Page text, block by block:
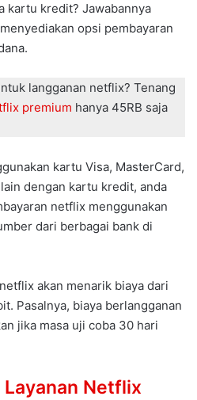
kartu kredit? Jawabannya
opsi pembayaran
langganan netflix? Tenang
premium hanya 45RB saja
kartu Visa, MasterCard,
dengan kartu kredit, anda
netflix menggunakan
dari berbagai bank di
akan menarik biaya dari
Pasalnya, biaya berlangganan
jika masa uji coba 30 hari
Netflix